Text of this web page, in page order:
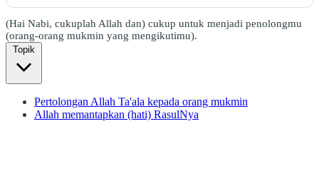
(Hai Nabi, cukuplah Allah dan) cukup untuk menjadi penolongmu
(orang-orang mukmin yang mengikutimu).
Topik
Pertolongan Allah Ta'ala kepada orang mukmin
Allah memantapkan (hati) RasulNya